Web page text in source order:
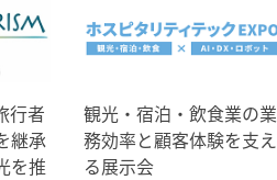
行者
継承
を推
観光・宿泊・飲食業の業
務効率と顧客体験を支え
る展示会